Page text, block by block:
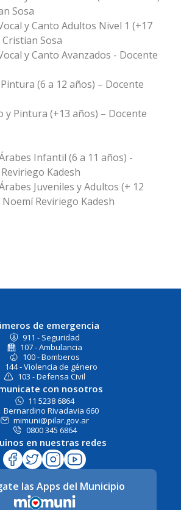
Sosa
y Canto Adultos Nivel 1 (+17
Sosa
y Canto Avanzados - Docente
(6 a 12 años) – Docente
y Pintura (+13 años) – Docente
Infantil (6 a 11 años) -
Kadesh
Juveniles y Adultos (+ 12
Reviriego Kadesh
de emergencia
911 - Seguridad
107 - Ambulancia
100 - Bomberos
144 - Violencia de género
103 - Defensa Civil
con nosotros
11 5238 6864
Bernardino Rivadavia 660
mimuni@pilar.gov.ar
0800 345 6864
en nuestras redes
las Apps del Municipio